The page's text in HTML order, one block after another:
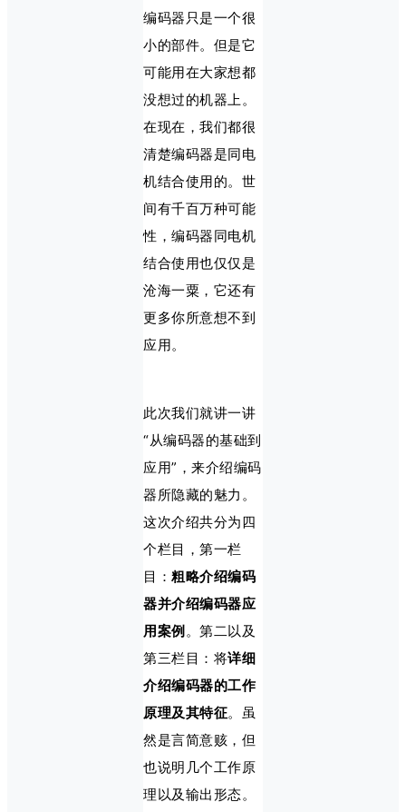
编码器只是一个很
小的部件。但是它
可能用在大家想都
没想过的机器上。
在现在，我们都很
清楚编码器是同电
机结合使用的。世
间有千百万种可能
性，编码器同电机
结合使用也仅仅是
沧海一粟，它还有
更多你所意想不到
应用。
此次我们就讲一讲
“从编码器的基础到
应用”，来介绍编码
器所隐藏的魅力。
这次介绍共分为四
个栏目，第一栏
目：粗略介绍编码
器并介绍编码器应
用案例。第二以及
第三栏目：将详细
介绍编码器的工作
原理及其特征。虽
然是言简意赅，但
也说明几个工作原
理以及输出形态。